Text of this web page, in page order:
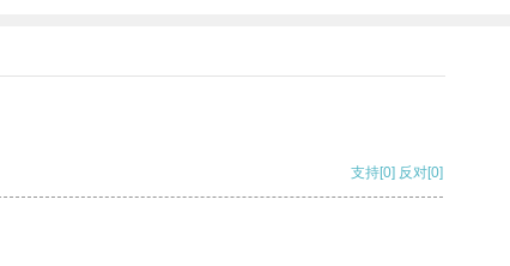
支持[0] 反对[0]